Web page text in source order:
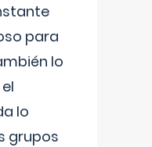
para
lo
lo
grupos